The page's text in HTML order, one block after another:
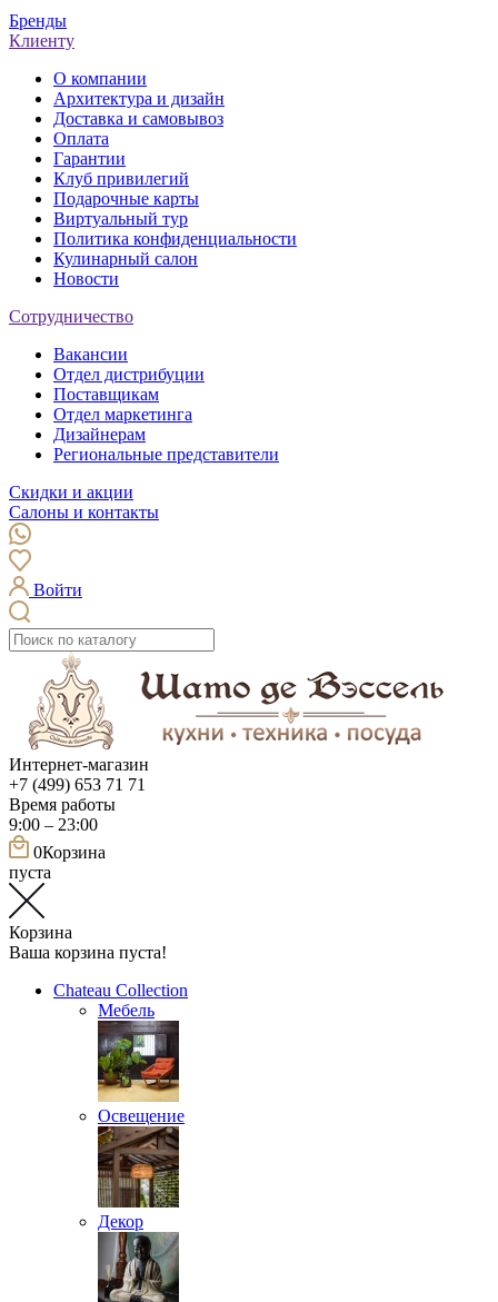
Бренды
Клиенту
О компании
Архитектура и дизайн
Доставка и самовывоз
Оплата
Гарантии
Клуб привилегий
Подарочные карты
Виртуальный тур
Политика конфиденциальности
Кулинарный салон
Новости
Сотрудничество
Вакансии
Отдел дистрибуции
Поставщикам
Отдел маркетинга
Дизайнерам
Региональные представители
Скидки и акции
Салоны и контакты
Войти
Интернет-магазин
+7 (499) 653 71 71
Время работы
9:00 – 23:00
0Корзина
пуста
Корзина
Ваша корзина пуста!
Chateau Collection
Мебель
Освещение
Декор